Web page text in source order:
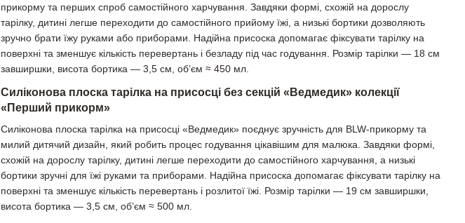
прикорму та перших спроб самостійного харчування. Завдяки формі, схожій на дорослу
тарілку, дитині легше переходити до самостійного прийому їжі, а низькі бортики дозволяють
зручно брати їжу руками або приборами. Надійна присоска допомагає фіксувати тарілку на
поверхні та зменшує кількість перевертань і безладу під час годування. Розмір тарілки — 18 см
завширшки, висота бортика — 3,5 см, об’єм ≈ 450 мл.
Силіконова плоска тарілка на присосці без секцій «Ведмедик» колекції
«Перший прикорм»
Силіконова плоска тарілка на присосці «Ведмедик» поєднує зручність для BLW-прикорму та
милий дитячий дизайн, який робить процес годування цікавішим для малюка. Завдяки формі,
схожій на дорослу тарілку, дитині легше переходити до самостійного харчування, а низькі
бортики зручні для їжі руками та приборами. Надійна присоска допомагає фіксувати тарілку на
поверхні та зменшує кількість перевертань і розлитої їжі. Розмір тарілки — 19 см завширшки,
висота бортика — 3,5 см, об’єм ≈ 500 мл.